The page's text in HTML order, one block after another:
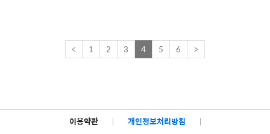
< 1 2 3 4 5 6 >
이용약관 | 개인정보처리방침
|